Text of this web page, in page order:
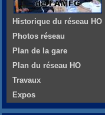
Historique du réseau HO
Photos réseau
Plan de la gare
Plan du réseau HO
Travaux
Expos